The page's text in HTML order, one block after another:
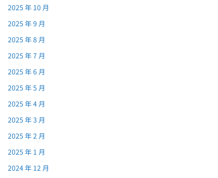
2025 年 10 月
2025 年 9 月
2025 年 8 月
2025 年 7 月
2025 年 6 月
2025 年 5 月
2025 年 4 月
2025 年 3 月
2025 年 2 月
2025 年 1 月
2024 年 12 月